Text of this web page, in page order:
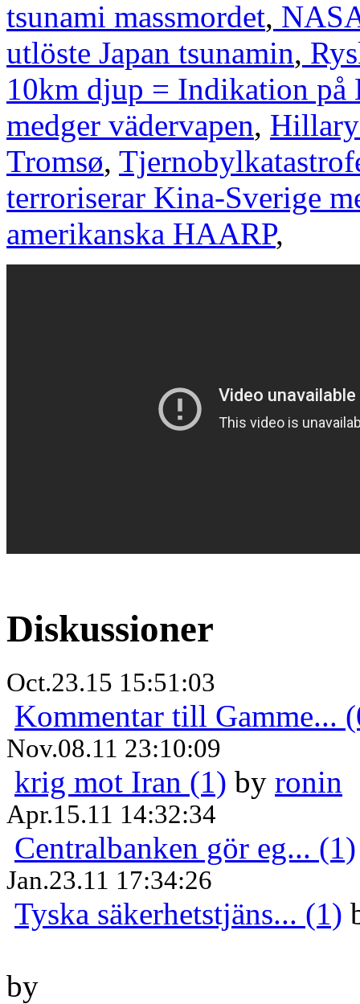
tsunami massmordet,
utlöste Japan tsunamin,
10km djup = Indikation på
medger vädervapen,
Tromsø,
terroriserar Kina-Sverige
amerikanska HAARP,
Diskussioner
Oct.23.15 15:51:03
Kommentar till Gamme...
Nov.08.11 23:10:09
krig mot Iran (1) by ronin
Apr.15.11 14:32:34
Centralbanken gör eg... (1)
Jan.23.11 17:34:26
Tyska säkerhetstjäns... (1)
by